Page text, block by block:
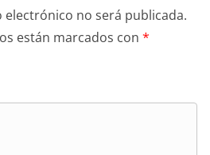
no será publicada.
están marcados con *